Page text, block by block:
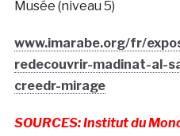
Musée (niveau 5)
www.imarabe.org/fr/
redecouvrir-madinat-al-
creedr-mirage
SOURCES: Institut du